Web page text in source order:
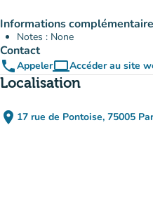
Informations
Notes : None
Contact
phoneAppelercomputerAccéder au site
(nouvel
Localisation
place 17 rue de Pontoise, 75005
(ouvrir dans
(nouvel